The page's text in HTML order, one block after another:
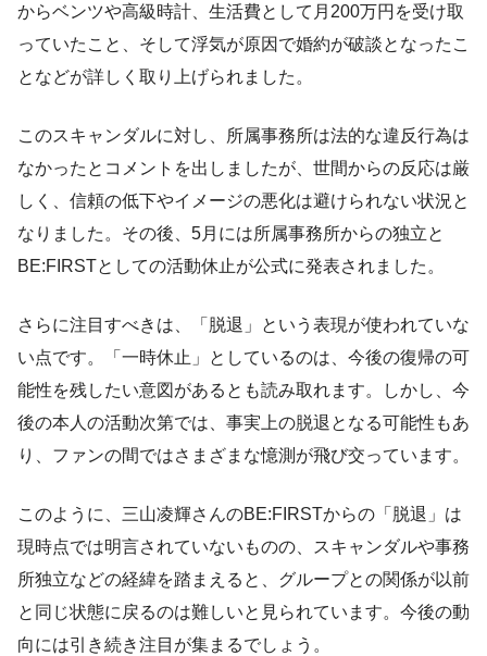
からベンツや高級時計、生活費として月200万円を受け取
っていたこと、そして浮気が原因で婚約が破談となったこ
となどが詳しく取り上げられました。
このスキャンダルに対し、所属事務所は法的な違反行為は
なかったとコメントを出しましたが、世間からの反応は厳
しく、信頼の低下やイメージの悪化は避けられない状況と
なりました。その後、5月には所属事務所からの独立と
BE:FIRSTとしての活動休止が公式に発表されました。
さらに注目すべきは、「脱退」という表現が使われていな
い点です。「一時休止」としているのは、今後の復帰の可
能性を残したい意図があるとも読み取れます。しかし、今
後の本人の活動次第では、事実上の脱退となる可能性もあ
り、ファンの間ではさまざまな憶測が飛び交っています。
このように、三山凌輝さんのBE:FIRSTからの「脱退」は
現時点では明言されていないものの、スキャンダルや事務
所独立などの経緯を踏まえると、グループとの関係が以前
と同じ状態に戻るのは難しいと見られています。今後の動
向には引き続き注目が集まるでしょう。